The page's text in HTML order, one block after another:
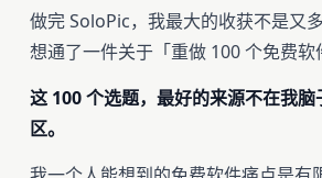
做完 SoloPic，我最大的收获不是又
想通了一件关于「重做 100 个免费软
这 100 个选题，最好的来源不在我
区。